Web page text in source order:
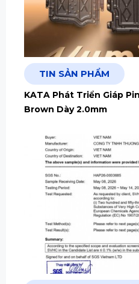
TIN SẢN PHẨM
KATA Phát Triển Giáp
Brown Dày 2.0mm